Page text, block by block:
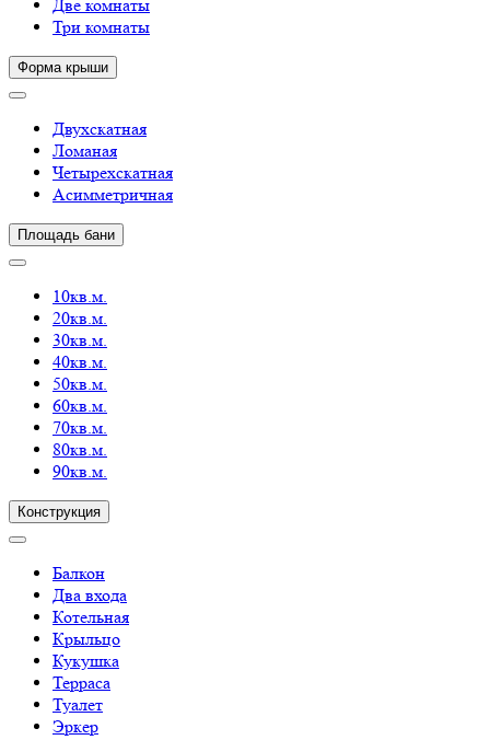
Две комнаты
Три комнаты
Форма крыши
Двухскатная
Ломаная
Четырехскатная
Асимметричная
Площадь бани
10кв.м.
20кв.м.
30кв.м.
40кв.м.
50кв.м.
60кв.м.
70кв.м.
80кв.м.
90кв.м.
Конструкция
Балкон
Два входа
Котельная
Крыльцо
Кукушка
Терраса
Туалет
Эркер